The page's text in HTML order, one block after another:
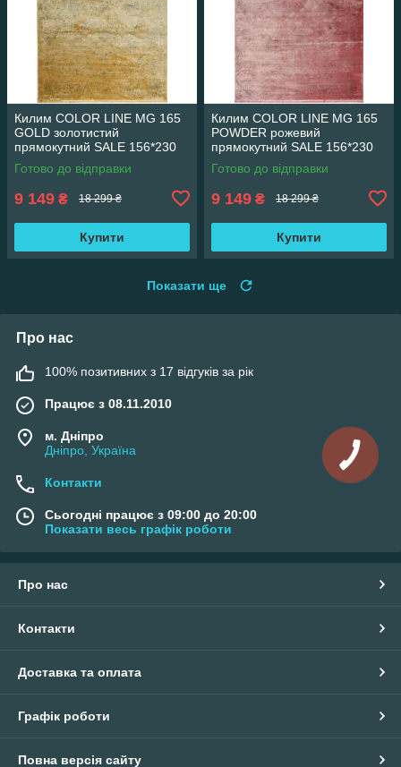
Килим COLOR LINE MG 165
GOLD золотистий
прямокутний SALE 156*230
см
Готово до відправки
9 149 ₴ 18 299 ₴
Купити
Килим COLOR LINE MG 165
POWDER рожевий
прямокутний SALE 156*230
см
Готово до відправки
9 149 ₴ 18 299 ₴
Купити
Показати ще
Про нас
100% позитивних з 17 відгуків за рік
Працює з 08.11.2010
м. Дніпро
Дніпро, Україна
Контакти
Сьогодні працює з 09:00 до 20:00
Показати весь графік роботи
Про нас
Контакти
Доставка та оплата
Графік роботи
Повна версія сайту